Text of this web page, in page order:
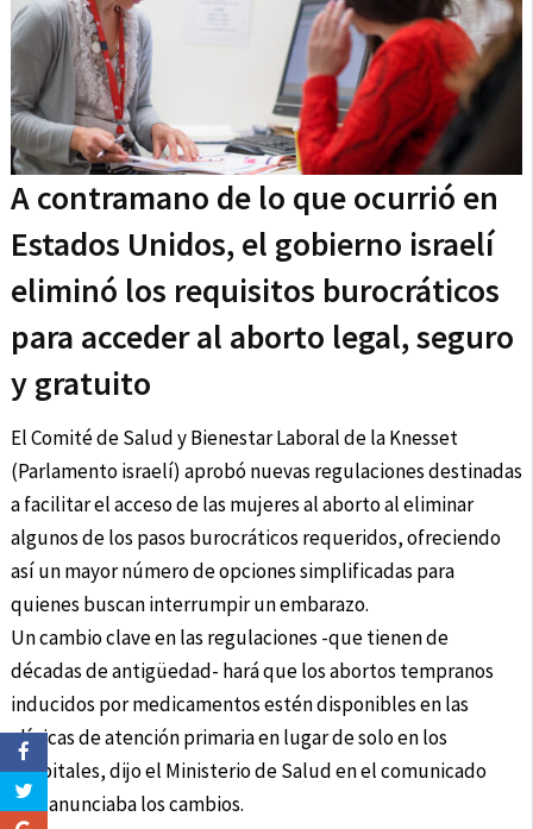
A contramano de lo que ocurrió en
Estados Unidos, el gobierno israelí
eliminó los requisitos burocráticos
para acceder al aborto legal, seguro
y gratuito
El Comité de Salud y Bienestar Laboral de la Knesset
(Parlamento israelí) aprobó nuevas regulaciones destinadas
a facilitar el acceso de las mujeres al aborto al eliminar
algunos de los pasos burocráticos requeridos, ofreciendo
así un mayor número de opciones simplificadas para
quienes buscan interrumpir un embarazo.
Un cambio clave en las regulaciones -que tienen de
décadas de antigüedad- hará que los abortos tempranos
inducidos por medicamentos estén disponibles en las
clínicas de atención primaria en lugar de solo en los
hospitales, dijo el Ministerio de Salud en el comunicado
que anunciaba los cambios.